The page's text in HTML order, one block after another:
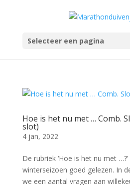
Selecteer een pagina
Hoe is het nu met … Comb.
slot)
4 jan, 2022
De rubriek ‘Hoe is het nu met
winterseizoen goed gelezen. In
we een aantal vragen aan